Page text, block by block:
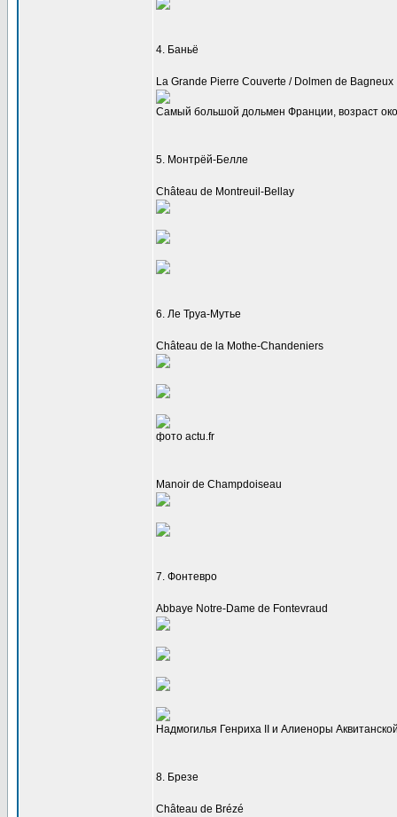
4. Баньё
La Grande Pierre Couverte / Dolmen de Bagneux
Самый большой дольмен Франции, возраст
5. Монтрёй-Белле
Château de Montreuil-Bellay
6. Ле Труа-Мутье
Château de la Mothe-Chandeniers
фото actu.fr
Manoir de Champdoiseau
7. Фонтевро
Abbaye Notre-Dame de Fontevraud
Надмогилья Генриха II и Алиеноры
8. Брезе
Château de Brézé